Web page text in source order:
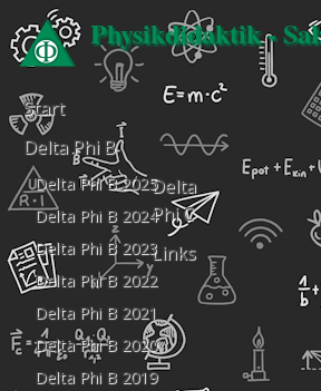
Physikdidaktik -
Start
Delta Phi B
Delta Phi B 2025
Delta Phi B 2024
Delta Phi B 2023
Delta Phi B 2022
Delta Phi B 2021
Delta Phi B 2020
Delta Phi B 2019
Delta
Phi C
Links